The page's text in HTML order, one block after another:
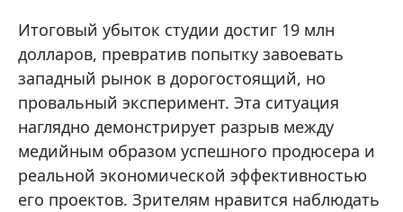
Итоговый убыток студии достиг 19 млн
долларов, превратив попытку завоевать
западный рынок в дорогостоящий, но
провальный эксперимент. Эта ситуация
наглядно демонстрирует разрыв между
медийным образом успешного продюсера и
реальной экономической эффективностью
его проектов. Зрителям нравится наблюдать